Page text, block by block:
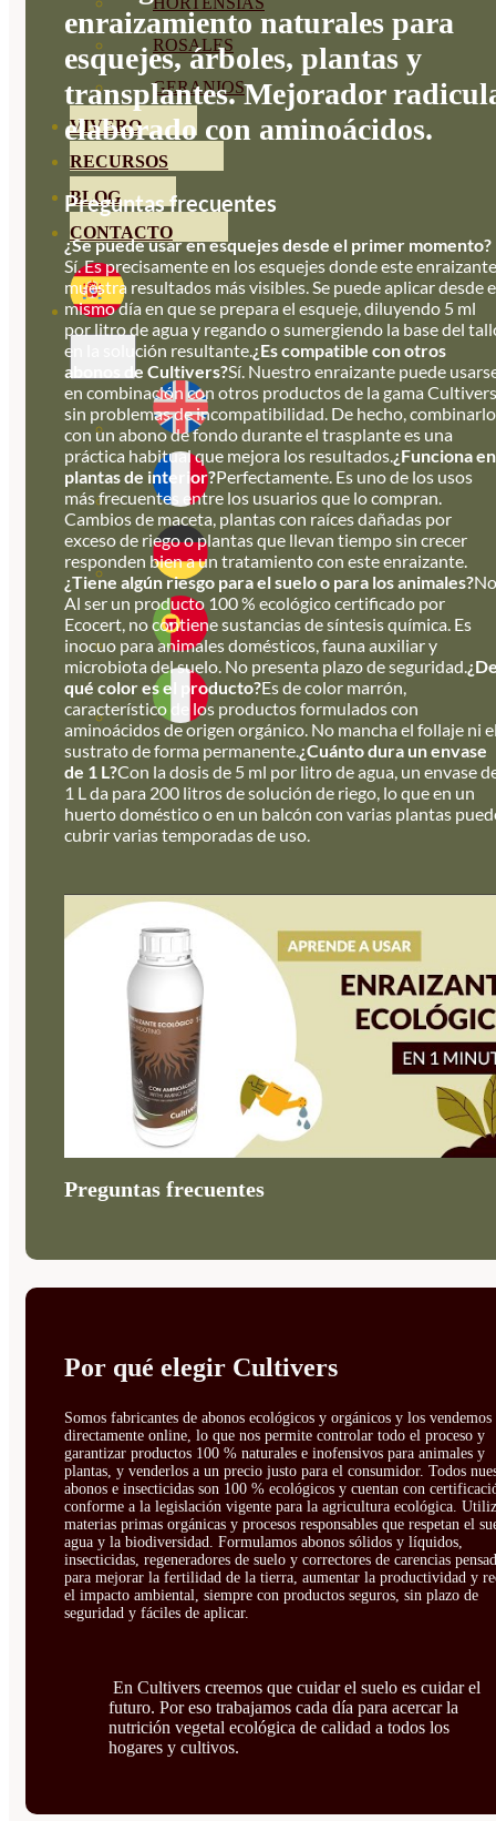
ROSALES
GERANIOS
VIVERO
RECURSOS
BLOG
CONTACTO
enraizamiento naturales para
esquejes, árboles, plantas y
transplantes. Mejorador
elaborado con aminoácidos.
Preguntas frecuentes
¿Se puede usar en esquejes desde el primer momento?
Sí. Es precisamente en los esquejes donde este enraizante
muestra resultados más visibles. Se puede aplicar desde
mismo día en que se prepara el esqueje, diluyendo 5 ml
por litro de agua y regando o sumergiendo la base del
en la solución resultante.¿Es compatible con otros
abonos de Cultivers?Sí. Nuestro enraizante puede
en combinación con otros productos de la gama Cultivers
sin problemas de incompatibilidad. De hecho, combinarlo
con un abono de fondo durante el trasplante es una
práctica habitual que mejora los resultados.¿Funciona en
plantas de interior?Perfectamente. Es uno de los usos
más frecuentes entre los usuarios que lo compran.
Cambios de maceta, plantas con raíces dañadas por
exceso de riego o plantas que llevan tiempo sin crecer
responden bien a un tratamiento con este enraizante.
¿Tiene algún riesgo para el suelo o para los animales?
Al ser un producto 100 % ecológico certificado por
Ecocert, no contiene sustancias de síntesis química. Es
inocuo para animales domésticos, fauna auxiliar y
microbiota del suelo. No presenta plazo de seguridad.
qué color es el producto?Es de color marrón,
característico de los productos formulados con
aminoácidos de origen orgánico. No mancha el follaje ni
sustrato de forma permanente.¿Cuánto dura un envase
de 1 L?Con la dosis de 5 ml por litro de agua, un envase
1 L da para 200 litros de solución de riego, lo que en un
huerto doméstico o en un balcón con varias plantas
cubrir varias temporadas de uso.
Preguntas frecuentes
Por qué elegir Cultivers
Somos fabricantes de abonos ecológicos y orgánicos y los vendemos
directamente online, lo que nos permite controlar todo el proceso y
garantizar productos 100 % naturales e inofensivos para animales y
plantas, y venderlos a un precio justo para el consumidor. Todos
abonos e insecticidas son 100 % ecológicos y cuentan con
conforme a la legislación vigente para la agricultura ecológica.
materias primas orgánicas y procesos responsables que respetan el
agua y la biodiversidad. Formulamos abonos sólidos y líquidos,
insecticidas, regeneradores de suelo y correctores de carencias
para mejorar la fertilidad de la tierra, aumentar la productividad y
el impacto ambiental, siempre con productos seguros, sin plazo de
seguridad y fáciles de aplicar.
En Cultivers creemos que cuidar el suelo es cuidar el
futuro. Por eso trabajamos cada día para acercar la
nutrición vegetal ecológica de calidad a todos los
hogares y cultivos.